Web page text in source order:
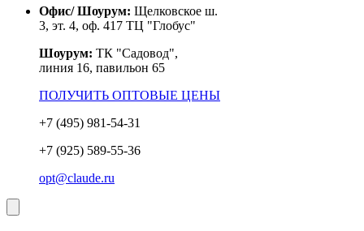
Офис/ Шоурум: Щелковское ш.
3, эт. 4, оф. 417 ТЦ "Глобус"
Шоурум: ТК "Садовод",
линия 16, павильон 65
ПОЛУЧИТЬ ОПТОВЫЕ ЦЕНЫ
+7 (495) 981-54-31
+7 (925) 589-55-36
opt@claude.ru